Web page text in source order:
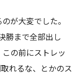
が大変でした。
勝まで全部出し
の前にストレッ
れるな、とかのス